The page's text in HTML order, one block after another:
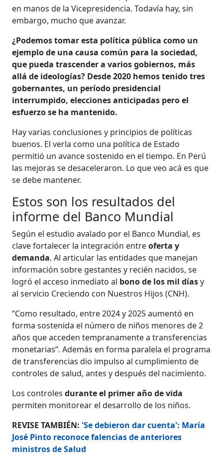
en manos de la Vicepresidencia. Todavía hay, sin
embargo, mucho que avanzar.
¿Podemos tomar esta política pública como un
ejemplo de una causa común para la sociedad,
que pueda trascender a varios gobiernos, más
allá de ideologías? Desde 2020 hemos tenido tres
gobernantes, un período presidencial
interrumpido, elecciones anticipadas pero el
esfuerzo se ha mantenido.
Hay varias conclusiones y principios de políticas
buenos. El verla como una política de Estado
permitió un avance sostenido en el tiempo. En Perú
las mejoras se desaceleraron. Lo que veo acá es que
se debe mantener.
Estos son los resultados del
informe del Banco Mundial
Según el estudio avalado por el Banco Mundial, es
clave fortalecer la integración entreoferta y
demanda. Al articular las entidades que manejan
información sobre gestantes y recién nacidos, se
logró el acceso inmediato al bono de los mil díasy
al servicio Creciendo con Nuestros Hijos (CNH).
“Como resultado, entre 2024 y 2025 aumentó en
forma sostenida el número de niños menores de 2
años que acceden tempranamente a transferencias
monetarias”. Además en forma paralela el programa
de transferencias dio impulso al cumplimiento de
controles de salud, antes y después del nacimiento.
Los controlesdurante el primer año de vida
permiten monitorear el desarrollo de los niños.
REVISE TAMBIÉN: 'Se debieron dar cuenta': María
José Pinto reconoce falencias de anteriores
ministros de Salud